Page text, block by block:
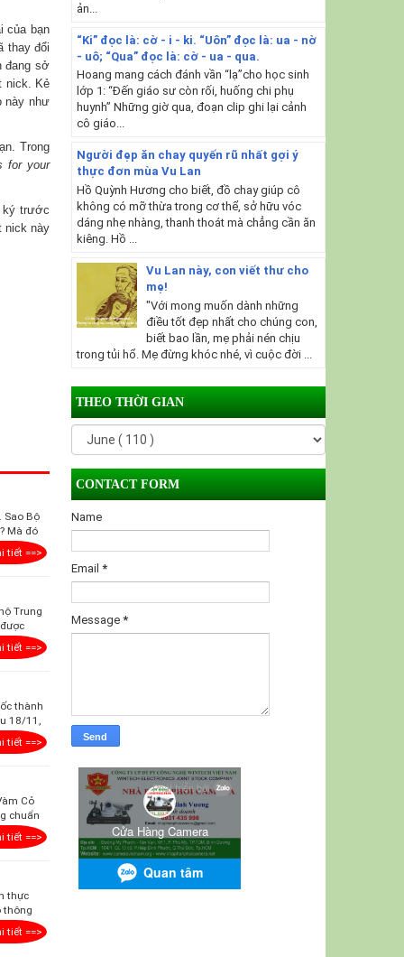
của bạn
thay đổi
đang sở
nick. Kẻ
này như
Trong
for your
ký trước
nick này
Sao Bộ
Mà đó
tiết ==>
Trung
tiết ==>
thành
18/11,
tiết ==>
Cỏ
chuẩn
tiết ==>
thực
thông
tiết ==>
ản...
“Ki” đọc là: cờ - i - ki. “Uôn” đọc là: ua - nờ
- uô; “Qua” đọc là: cờ - ua - qua.
Hoang mang cách đánh vần “lạ”cho học sinh
lớp 1: “Đến giáo sư còn rối, huống chi phụ
huynh” Những giờ qua, đoạn clip ghi lại cảnh
cô giáo...
Người đẹp ăn chay quyến rũ nhất gợi ý
thực đơn mùa Vu Lan
Hồ Quỳnh Hương cho biết, đồ chay giúp cô
không có mỡ thừa trong cơ thể, sở hữu vóc
dáng nhẹ nhàng, thanh thoát mà chẳng cần ăn
kiêng. Hồ ...
Vu Lan này, con viết thư cho
mẹ!
"Với mong muốn dành những
điều tốt đẹp nhất cho chúng con,
biết bao lần, mẹ phải nén chịu
trong tủi hổ. Mẹ đừng khóc nhé, vì cuộc đời ...
THEO THỜI GIAN
CONTACT FORM
Name
Email *
Message *